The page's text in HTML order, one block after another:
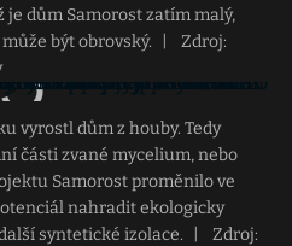
je dům Samorost zatím malý,
být obrovský.
Zdroj:
vyrostl dům z houby. Tedy
části zvané mycelium, nebo
Samorost proměnilo ve
nahradit ekologicky
syntetické izolace.
Zdroj: